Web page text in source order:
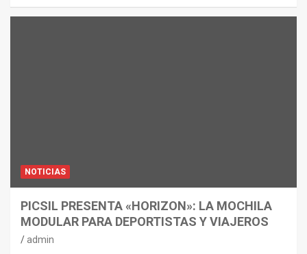
NOTICIAS
PICSIL PRESENTA «HORIZON»: LA MOCHILA
MODULAR PARA DEPORTISTAS Y VIAJEROS
admin